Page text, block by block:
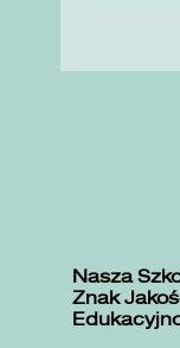
Nasza
Znak